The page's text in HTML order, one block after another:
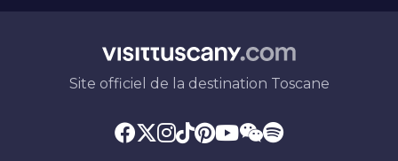
Site officiel de la destination Toscane